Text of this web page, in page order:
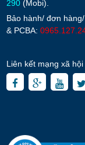
290 (Mobi).
Bảo hành/ đơn
& PCBA:
Liên kết mạng xã hội